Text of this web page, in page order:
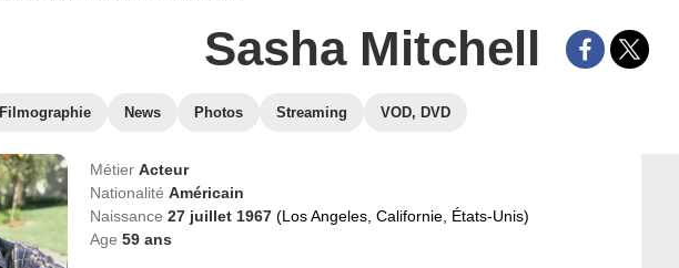
Sasha Mitchell
Filmographie News Photos Streaming VOD, DVD
Métier Acteur
Nationalité Américain
Naissance 27 juillet 1967 (Los Angeles, Californie, États-Unis)
Age 59ans